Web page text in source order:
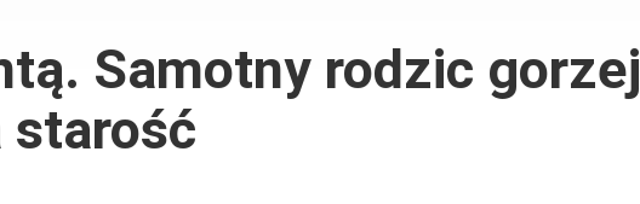
Samotny rodzic gorzej
starość